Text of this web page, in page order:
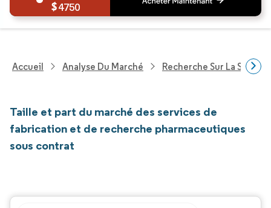
4750
Accueil Analyse Du Marché Recherche Sur La Santé
Taille et part du marché des services de
fabrication et de recherche pharmaceutiques
sous contrat